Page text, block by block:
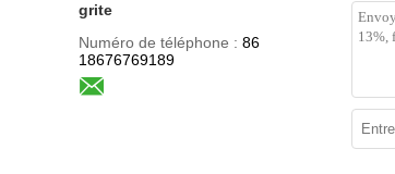
grite
Numéro de téléphone : 86
18676769189